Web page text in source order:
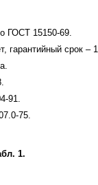
ГОСТ 15150-69.
гарантийный срок –
91.
75.
1.